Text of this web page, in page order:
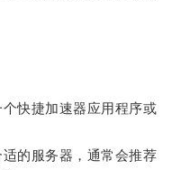
快捷加速器应用程序或
的服务器，通常会推荐